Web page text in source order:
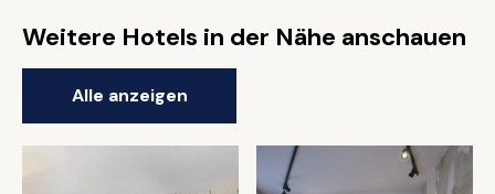
Weitere Hotels in der Nähe anschauen
Alle anzeigen